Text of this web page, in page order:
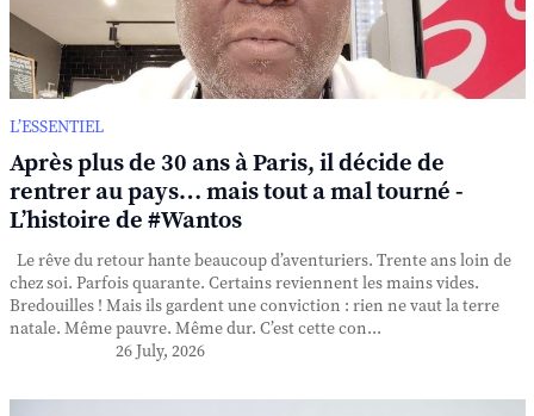
L’ESSENTIEL
Après plus de 30 ans à Paris, il décide de
rentrer au pays… mais tout a mal tourné -
L’histoire de #Wantos
Le rêve du retour hante beaucoup d’aventuriers. Trente ans loin de
chez soi. Parfois quarante. Certains reviennent les mains vides.
Bredouilles ! Mais ils gardent une conviction : rien ne vaut la terre
natale. Même pauvre. Même dur. C’est cette con...
26 July, 2026